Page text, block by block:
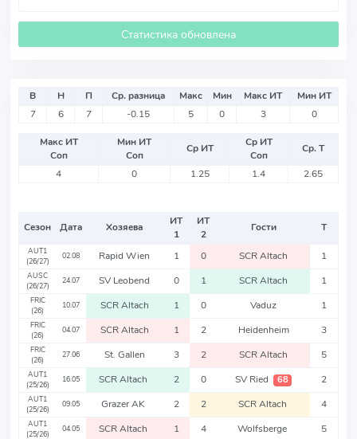
Статистика обновлена
В Н П Ср. разница Макс Мин Макс ИТ
Мин ИТ
7
6 7 -0.15 5 0 3 0
Макс ИТ
Соп
Мин ИТ
Соп
Ср ИТ
Ср ИТ
Соп
Ср. Т
4
0 1.25 1.4 2.65
Сезон Дата Хозяева
ИТ
1
ИТ
2
Гости Т
AUT1
(26/27)
02.08 Rapid Wien 1 0 SCR Altach 1
AUSC
(26/27)
24.07 SV Leobend 0 1 SCR Altach 1
FRIC
(26)
10.07 SCR Altach 1 0 Vaduz 1
FRIC
(26)
04.07 SCR Altach 1 2 Heidenheim 3
FRIC
(26)
27.06 St. Gallen 3 2 SCR Altach 5
AUT1
(25/26)
16.05 SCR Altach 2 0 SV Ried 68 2
AUT1
(25/26)
09.05 Grazer AK 2 2 SCR Altach 4
AUT1
(25/26)
04.05 SCR Altach 1 4 Wolfsberge 5